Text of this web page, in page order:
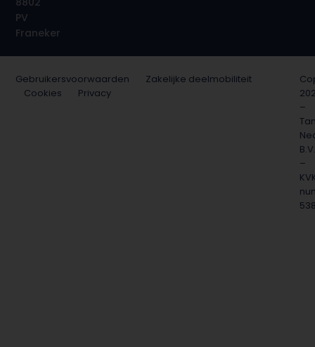
PV
Franeker
Gebruikersvoorwaarden
Zakelijke deelmobiliteit
Cookies
Privacy
–
B.V.
–